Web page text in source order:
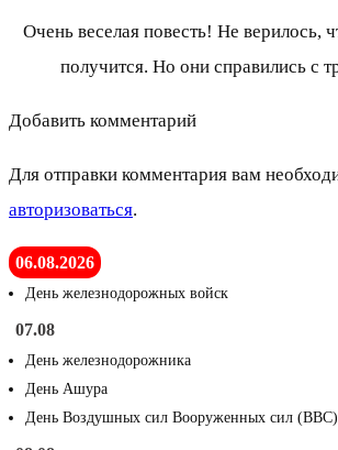
Очень веселая повесть! Не верилось,
получится. Но они справились с
Добавить комментарий
Для отправки комментария вам
авторизоваться.
06.08.2026
День железнодорожных войск
07.08
День железнодорожника
День Ашура
День Воздушных сил Вооруженных сил